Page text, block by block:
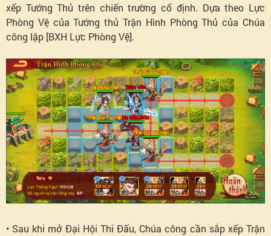
xếp Tướng Thủ trên chiến trường cố định. Dựa theo Lực
Phòng Vệ của Tướng thủ Trận Hình Phòng Thủ của Chúa
công lập [BXH Lực Phòng Vệ].
• Sau khi mở Đại Hội Thi Đấu, Chúa công cần sắp xếp Trận